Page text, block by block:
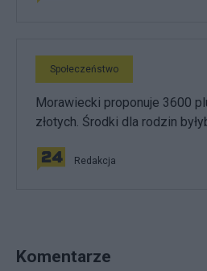
Społeczeństwo
Morawiecki proponuje 3600
złotych. Środki dla rodzin
Redakcja
Komentarze